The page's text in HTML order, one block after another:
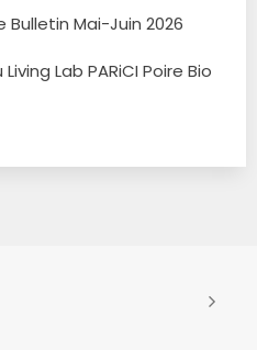
Bulletin Mai-Juin 2026
Lab PARiCI Poire Bio